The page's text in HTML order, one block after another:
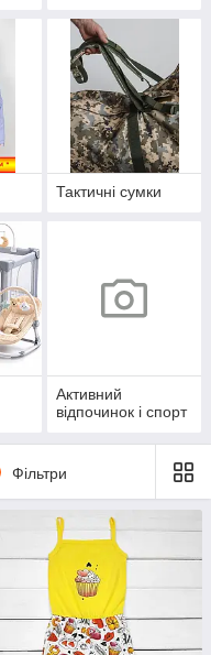
Тактичні сумки
Активний
відпочинок і спорт
Фільтри